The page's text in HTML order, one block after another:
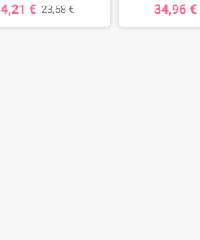
€ 23,68 € 34,96 €